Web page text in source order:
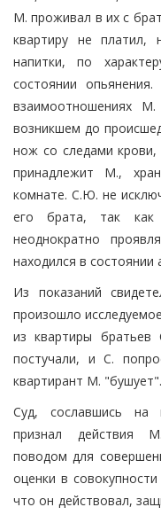
М. проживал в их с
квартиру не платил,
напитки, по
состоянии
взаимоотношениях
возникшем до
нож со следами
принадлежит М.,
комнате. С.Ю. не
его брата, так как
неоднократно
находился в состоянии
Из показаний
произошло
из квартиры
постучали, и С.
квартирант М. "бушует".
Суд, сославшись на
признал действия
поводом для
оценки в
что он действовал,